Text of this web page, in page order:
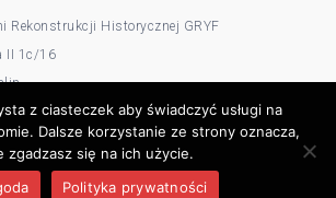
Rekonstrukcji Historycznej GRYF
II 1c/16
z ciasteczek aby świadczyć usługi na
Dalsze korzystanie ze strony oznacza,
zgadzasz się na ich użycie.
Polityka prywatności